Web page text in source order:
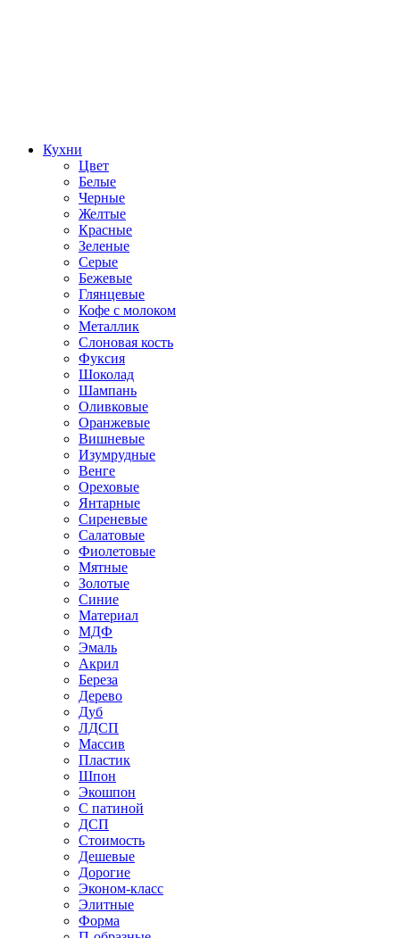
Кухни
Цвет
Белые
Черные
Желтые
Красные
Зеленые
Серые
Бежевые
Глянцевые
Кофе с молоком
Металлик
Слоновая кость
Фуксия
Шоколад
Шампань
Оливковые
Оранжевые
Вишневые
Изумрудные
Венге
Ореховые
Янтарные
Сиреневые
Салатовые
Фиолетовые
Мятные
Золотые
Синие
Материал
МДФ
Эмаль
Акрил
Береза
Дерево
Дуб
ЛДСП
Массив
Пластик
Шпон
Экошпон
С патиной
ДСП
Стоимость
Дешевые
Дорогие
Эконом-класс
Элитные
Форма